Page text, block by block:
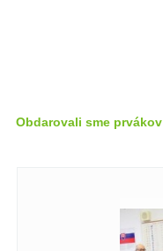
Obdarovali sme prvákov